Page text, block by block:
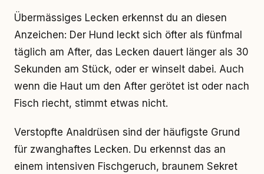
Übermässiges Lecken erkennst du an diesen
Anzeichen: Der Hund leckt sich öfter als fünfmal
täglich am After, das Lecken dauert länger als 30
Sekunden am Stück, oder er winselt dabei. Auch
wenn die Haut um den After gerötet ist oder nach
Fisch riecht, stimmt etwas nicht.
Verstopfte Analdrüsen sind der häufigste Grund
für zwanghaftes Lecken. Du erkennst das an
einem intensiven Fischgeruch, braunem Sekret